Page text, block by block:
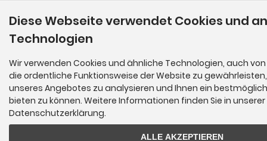
Diese Webseite verwendet Cookies und
Technologien
Wir verwenden Cookies und ähnliche Technologien, auch
die ordentliche Funktionsweise der Website zu
unseres Angebotes zu analysieren und Ihnen ein
bieten zu können. Weitere Informationen finden Sie in unserer
Datenschutzerklärung.
ALLE AKZEPTIEREN